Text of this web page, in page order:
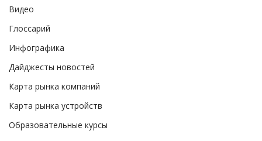
Видео
Глоссарий
Инфографика
Дайджесты новостей
Карта рынка компаний
Карта рынка устройств
Образовательные курсы